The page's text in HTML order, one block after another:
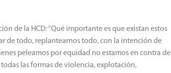
de la HCD: “Qué importante es que existan estos
de todo, replantearnos todo, con la intención de
peleamos por equidad no estamos en contra de
las formas de violencia, explotación,